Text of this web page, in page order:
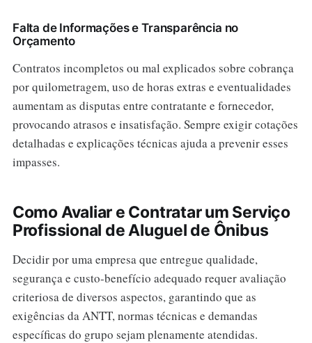
Falta de Informações e Transparência no
Orçamento
Contratos incompletos ou mal explicados sobre cobrança
por quilometragem, uso de horas extras e eventualidades
aumentam as disputas entre contratante e fornecedor,
provocando atrasos e insatisfação. Sempre exigir cotações
detalhadas e explicações técnicas ajuda a prevenir esses
impasses.
Como Avaliar e Contratar um Serviço
Profissional de Aluguel de Ônibus
Decidir por uma empresa que entregue qualidade,
segurança e custo-benefício adequado requer avaliação
criteriosa de diversos aspectos, garantindo que as
exigências da ANTT, normas técnicas e demandas
específicas do grupo sejam plenamente atendidas.